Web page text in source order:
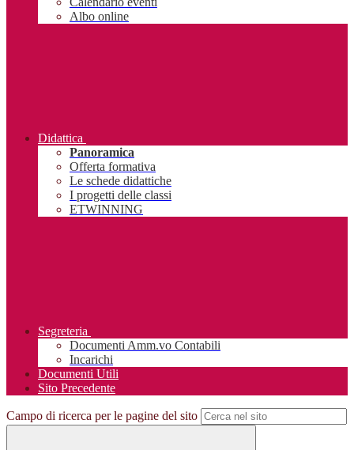
Albo online
Didattica
Panoramica
Offerta formativa
Le schede didattiche
I progetti delle classi
ETWINNING
Segreteria
Documenti Amm.vo Contabili
Incarichi
Documenti Utili
Sito Precedente
Campo di ricerca per le pagine del sito